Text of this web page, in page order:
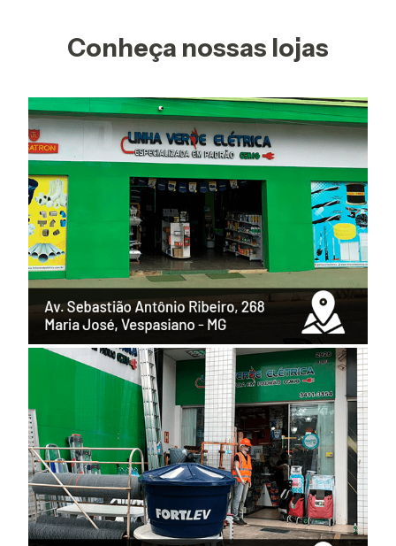
Conheça nossas lojas